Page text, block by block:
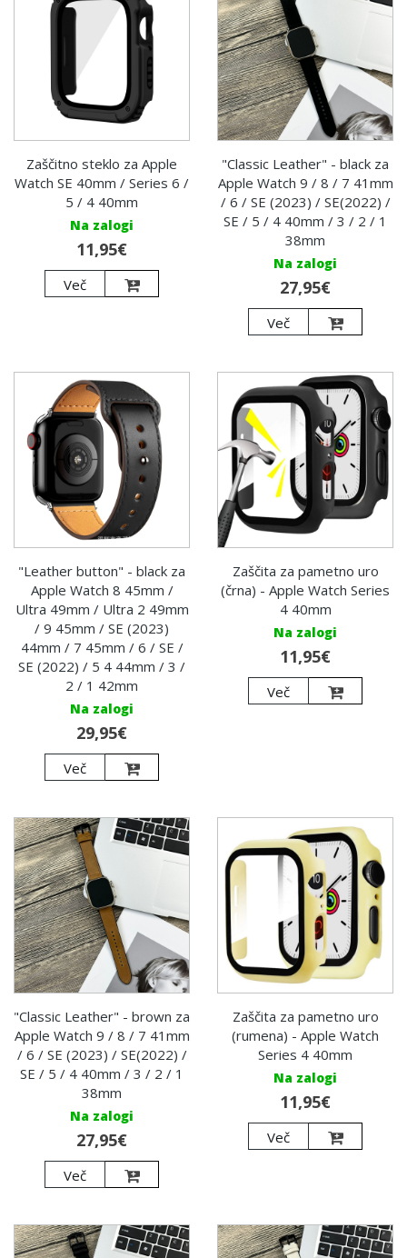
Zaščitno steklo za Apple
Watch SE 40mm / Series 6 /
5 / 4 40mm
Na zalogi
11,95€
Več
"Classic Leather" - black za
Apple Watch 9 / 8 / 7 41mm
/ 6 / SE (2023) / SE(2022) /
SE / 5 / 4 40mm / 3 / 2 / 1
38mm
Na zalogi
27,95€
Več
"Leather button" - black za
Apple Watch 8 45mm /
Ultra 49mm / Ultra 2 49mm
/ 9 45mm / SE (2023)
44mm / 7 45mm / 6 / SE /
SE (2022) / 5 4 44mm / 3 /
2 / 1 42mm
Na zalogi
29,95€
Več
Zaščita za pametno uro
(črna) - Apple Watch Series
4 40mm
Na zalogi
11,95€
Več
"Classic Leather" - brown za
Apple Watch 9 / 8 / 7 41mm
/ 6 / SE (2023) / SE(2022) /
SE / 5 / 4 40mm / 3 / 2 / 1
38mm
Na zalogi
27,95€
Več
Zaščita za pametno uro
(rumena) - Apple Watch
Series 4 40mm
Na zalogi
11,95€
Več